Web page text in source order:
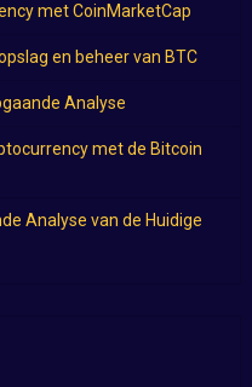
met CoinMarketCap
en beheer van BTC
Analyse
met de Bitcoin
Analyse van de Huidige